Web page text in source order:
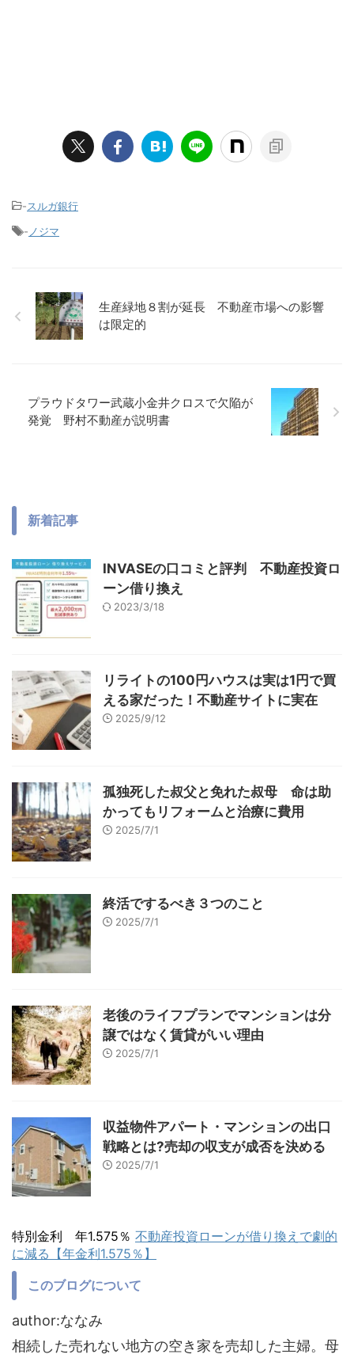
-スルガ銀行
- ノジマ
生産緑地８割が延長 不動産市場への影響
は限定的
プラウドタワー武蔵小金井クロスで欠陥が
発覚 野村不動産が説明書
新着記事
INVASEの口コミと評判 不動産投資ロ
ーン借り換え
2023/3/18
リライトの100円ハウスは実は1円で買
える家だった！不動産サイトに実在
2025/9/12
孤独死した叔父と免れた叔母 命は助
かってもリフォームと治療に費用
2025/7/1
終活でするべき３つのこと
2025/7/1
老後のライフプランでマンションは分
譲ではなく賃貸がいい理由
2025/7/1
収益物件アパート・マンションの出口
戦略とは?売却の収支が成否を決める
2025/7/1
特別金利 年1.575％ 不動産投資ローンが借り換えで劇的
に減る【年金利1.575％】
このブログについて
author:ななみ
相続した売れない地方の空き家を売却した主婦。母